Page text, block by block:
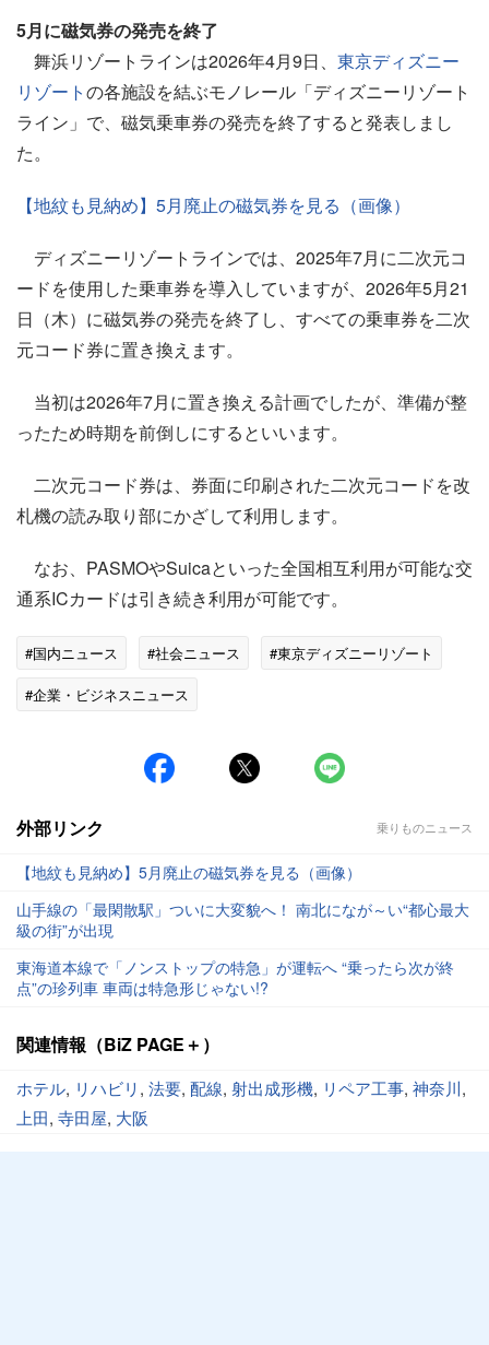
5月に磁気券の発売を終了
舞浜リゾートラインは2026年4月9日、 東京ディズニー
リゾートの各施設を結ぶモノレール「ディズニーリゾート
ライン」で、磁気乗車券の発売を終了すると発表しまし
た。
【地紋も見納め】5月廃止の磁気券を見る（画像）
ディズニーリゾートラインでは、2025年7月に二次元コ
ードを使用した乗車券を導入していますが、2026年5月21
日（木）に磁気券の発売を終了し、すべての乗車券を二次
元コード券に置き換えます。
当初は2026年7月に置き換える計画でしたが、準備が整
ったため時期を前倒しにするといいます。
二次元コード券は、券面に印刷された二次元コードを改
札機の読み取り部にかざして利用します。
なお、PASMOやSuicaといった全国相互利用が可能な交
通系ICカードは引き続き利用が可能です。
#国内ニュース #社会ニュース
#東京ディズニーリゾート
#企業・ビジネスニュース
外部リンク 乗りものニュース
【地紋も見納め】5月廃止の磁気券を見る（画像）
山手線の「最閑散駅」ついに大変貌へ！ 南北になが～い“都心最大
級の街”が出現
東海道本線で「ノンストップの特急」が運転へ “乗ったら次が終
点”の珍列車 車両は特急形じゃない!?
関連情報（BiZ PAGE＋）
ホテル, リハビリ , 法要, 配線, 射出成形機, リペア工事, 神奈川,
上田, 寺田屋, 大阪